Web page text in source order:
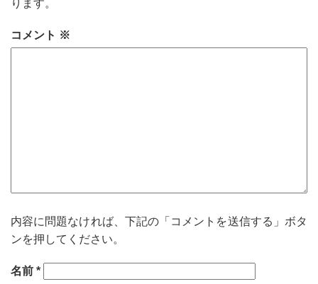
ります。
コメント ※
内容に問題なければ、下記の「コメントを送信する」ボタ
ンを押してください。
名前 *